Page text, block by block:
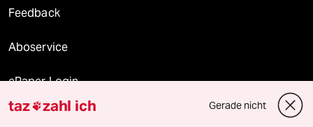
Feedback
Aboservice
ePaper Login
Downloads für Abonnierende
taz zahl ich Gerade nicht